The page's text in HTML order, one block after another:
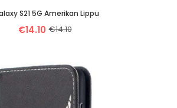
S21 5G Amerikan Lippu
€14.10 €14.10